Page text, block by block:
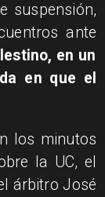
suspensión,
ante
en un
en que el
los minutos
la UC, el
árbitro José